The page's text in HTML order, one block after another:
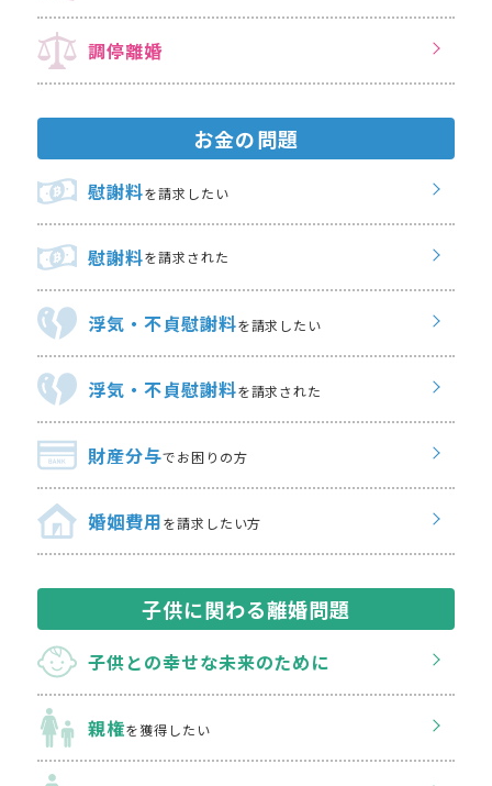
調停離婚
お金の問題
慰謝料を請求したい
慰謝料を請求された
浮気・不貞慰謝料を請求したい
浮気・不貞慰謝料を請求された
財産分与でお困りの方
婚姻費用を請求したい方
子供に関わる離婚問題
子供との幸せな未来のために
親権を獲得したい